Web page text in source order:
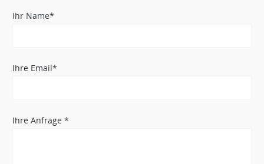
Ihr Name*
Ihre Email*
Ihre Anfrage *